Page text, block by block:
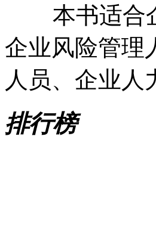
本书适合企
企业风险管理
人员、企业人
排行榜